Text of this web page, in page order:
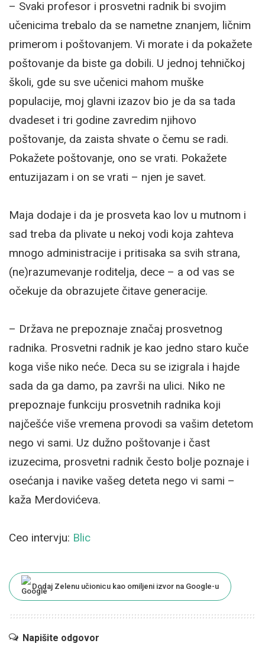
– Svaki profesor i prosvetni radnik bi svojim
učenicima trebalo da se nametne znanjem, ličnim
primerom i poštovanjem. Vi morate i da pokažete
poštovanje da biste ga dobili. U jednoj tehničkoj
školi, gde su sve učenici mahom muške
populacije, moj glavni izazov bio je da sa tada
dvadeset i tri godine zavredim njihovo
poštovanje, da zaista shvate o čemu se radi.
Pokažete poštovanje, ono se vrati. Pokažete
entuzijazam i on se vrati – njen je savet.
Maja dodaje i da je prosveta kao lov u mutnom i
sad treba da plivate u nekoj vodi koja zahteva
mnogo administracije i pritisaka sa svih strana,
(ne)razumevanje roditelja, dece – a od vas se
očekuje da obrazujete čitave generacije.
– Država ne prepoznaje značaj prosvetnog
radnika. Prosvetni radnik je kao jedno staro kuče
koga više niko neće. Deca su se izigrala i hajde
sada da ga damo, pa završi na ulici. Niko ne
prepoznaje funkciju prosvetnih radnika koji
najčešće više vremena provodi sa vašim detetom
nego vi sami. Uz dužno poštovanje i čast
izuzecima, prosvetni radnik često bolje poznaje i
osećanja i navike vašeg deteta nego vi sami –
kaža Merdovićeva.
Ceo intervju: Blic
Dodaj Zelenu učionicu kao omiljeni izvor na Google-u
Napišite odgovor